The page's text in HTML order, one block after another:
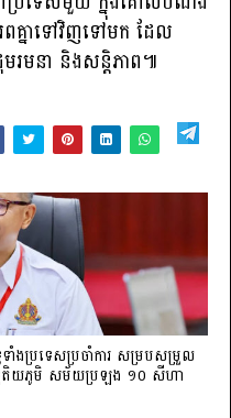
គ្នាទៅវិញទៅមក ដែល
រមនា និងសន្តិភាព៕
ាំងប្រទេសប្រចាំការ សម្របសម្រួល
ាទុតិយភូមិ សម័យប្រឡង ១០ សីហា